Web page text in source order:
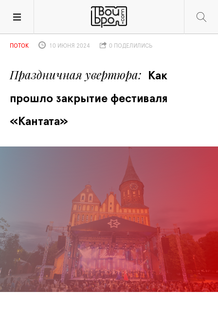
Праздничная увертюра
Как
прошло закрытие фестиваля
«Кантата»
ПОТОК 10 ИЮНЯ 2024 0 ПОДЕЛИЛИСЬ